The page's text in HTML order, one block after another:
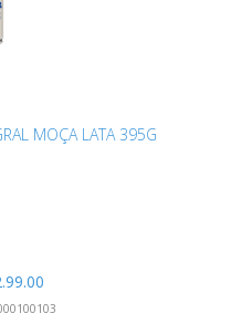
MOÇA LATA 395G